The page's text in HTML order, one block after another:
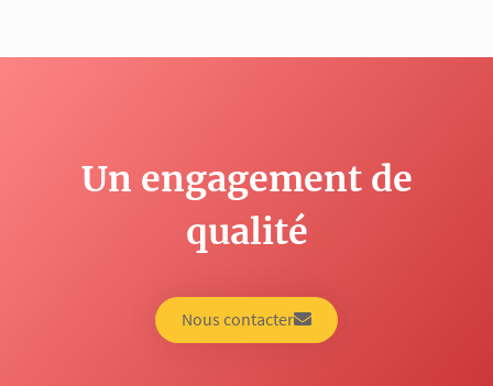
Un engagement de
qualité
Nous contacter